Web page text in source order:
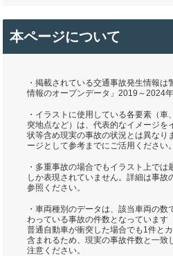
本ページについて
・掲載されている交通事故発生情報
情報のオープンデータ」2019～2024年
・イラストに使用している各要素（
突地点など）は、代表的なイメージを
状等含め現実の事故の状況とは異なり
ージとして参考までにご活用ください。
・多重事故の場合でもイラスト上で
しか表現されていません。詳細は事故
参照ください。
・車両種別のデータは、該当車両の
わっている事故の件数となっています
普通自動車が衝突した場合でも1件と
含まれるため、現実の事故件数と一致
注意ください。